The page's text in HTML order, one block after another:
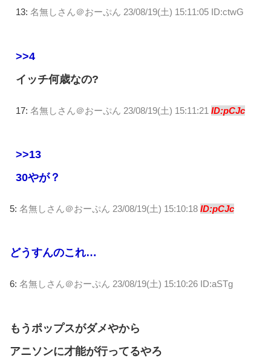
13: 名無しさん＠おーぷん 23/08/19(土) 15:11:05 ID:ctwG
>>4
イッチ何歳なの?
17: 名無しさん＠おーぷん 23/08/19(土) 15:11:21 ID:pCJc
>>13
30やが？
5: 名無しさん＠おーぷん 23/08/19(土) 15:10:18 ID:pCJc
どうすんのこれ…
6: 名無しさん＠おーぷん 23/08/19(土) 15:10:26 ID:aSTg
もうポップスがダメやから
アニソンに才能が行ってるやろ